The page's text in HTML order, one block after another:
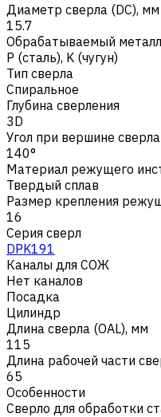
Диаметр сверла (DC), мм
15.7
Обрабатываемый металл
Р (сталь), K (чугун)
Тип сверла
Спиральное
Глубина сверления
3D
Угол при вершине
140°
Материал режущего
Твердый сплав
Размер крепления
16
Серия сверл
DPK191
Каналы для СОЖ
Нет каналов
Посадка
Цилиндр
Длина сверла (OAL), мм
115
Длина рабочей части
65
Особенности
Сверло для обработки